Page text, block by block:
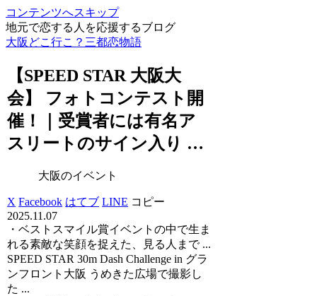
コンテンツへスキップ
地元で恋する人を応援するブログ
大阪どこ行こ？三都恋物語
【SPEED STAR 大阪大
会】 フォトコンテスト開
催！｜受賞者には有名ア
スリートのサイン入り …
大阪のイベント
X Facebook はてブ LINE コピー
2025.11.07
・ベストスマイル賞イベントの中で生ま
れる素敵な笑顔を捉えた、見る人まで ...
SPEED STAR 30m Dash Challenge in グラ
ンフロント大阪 うめきた広場で撮影し
た ...